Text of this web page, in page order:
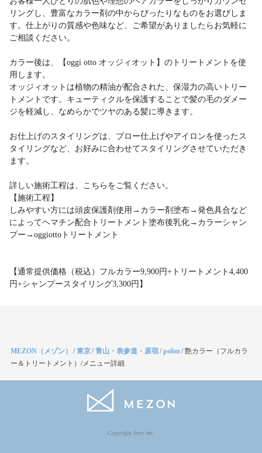
リングし、豊富なカラー剤の中からぴったりなものをお選びしま
す。仕上がりの質感や色味など、ご希望がありましたらお気軽に
ご相談ください。
カラー後は、【oggi otto オッジィオット】のトリートメントを使
用します。
オッジィオットは植物の精油が配合された、保湿力の高いトリー
トメントです。キューティクルを保護することで髪の毛のダメー
ジを軽減し、なめらかでツヤのある髪に導きます。
お仕上げのスタイリングは、ブロー仕上げやアイロンを使ったス
タイリングなど、お好みに合わせてスタイリングさせていただき
ます。
詳しい施術工程は、こちらをご覧ください。
【施術工程】
しみやすい方には頭皮保護剤使用→カラー剤塗布→発色具合など
によってヘマチン配合トリートメント塗布後乳化→カラーシャン
プー→oggiottoトリートメント
【通常提供価格（税込）フルカラー9,900円+トリートメント4,400
円+シャンプースタイリング3,300円】
MEZON（メゾン） /東京/青山・表参道・原宿/polon/艶カラー（フルカラ
ー＆トリートメント）/メニュー詳細
Copyright Jocy inc.